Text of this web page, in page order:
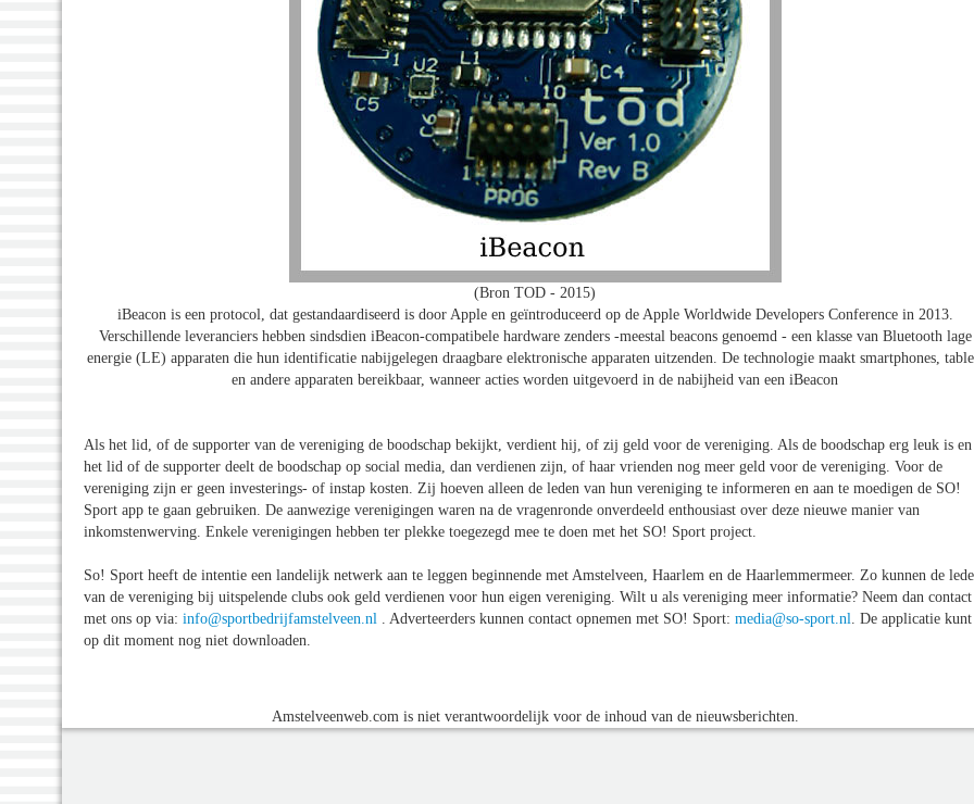
(Bron TOD - 2015)
iBeacon is een protocol, dat gestandaardiseerd is door Apple en geïntroduceerd op de Apple Worldwide Developers Conference in 2013.
Verschillende leveranciers hebben sindsdien iBeacon-compatibele hardware zenders -meestal beacons genoemd - een klasse van Bluetooth lage
energie (LE) apparaten die hun identificatie nabijgelegen draagbare elektronische apparaten uitzenden. De technologie maakt smartphones,
en andere apparaten bereikbaar, wanneer acties worden uitgevoerd in de nabijheid van een iBeacon
Als het lid, of de supporter van de vereniging de boodschap bekijkt, verdient hij, of zij geld voor de vereniging. Als de boodschap erg leuk is en
het lid of de supporter deelt de boodschap op social media, dan verdienen zijn, of haar vrienden nog meer geld voor de vereniging. Voor de
vereniging zijn er geen investerings- of instap kosten. Zij hoeven alleen de leden van hun vereniging te informeren en aan te moedigen de SO!
Sport app te gaan gebruiken. De aanwezige verenigingen waren na de vragenronde onverdeeld enthousiast over deze nieuwe manier van
inkomstenwerving. Enkele verenigingen hebben ter plekke toegezegd mee te doen met het SO! Sport project.
So! Sport heeft de intentie een landelijk netwerk aan te leggen beginnende met Amstelveen, Haarlem en de Haarlemmermeer. Zo kunnen de
van de vereniging bij uitspelende clubs ook geld verdienen voor hun eigen vereniging. Wilt u als vereniging meer informatie? Neem dan contact
met ons op via: info@sportbedrijfamstelveen.nl . Adverteerders kunnen contact opnemen met SO! Sport: media@so-sport.nl . De applicatie
op dit moment nog niet downloaden.
Amstelveenweb.com is niet verantwoordelijk voor de inhoud van de nieuwsberichten.